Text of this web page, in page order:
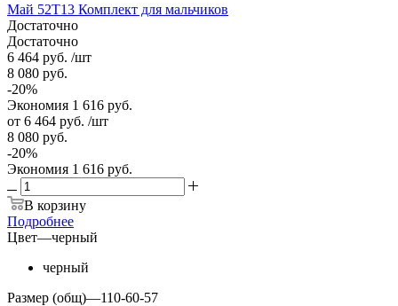
Май 52Т13 Комплект для мальчиков
Достаточно
Достаточно
6 464 руб. /шт
8 080 руб.
-20%
Экономия 1 616 руб.
от 6 464 руб. /шт
8 080 руб.
-20%
Экономия 1 616 руб.
В корзину
Подробнее
Цвет—черный
черный
Размер (общ)—110-60-57